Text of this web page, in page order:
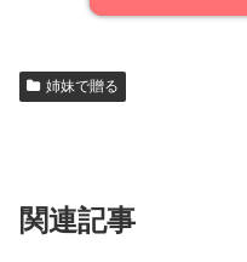
姉妹で贈る
関連記事